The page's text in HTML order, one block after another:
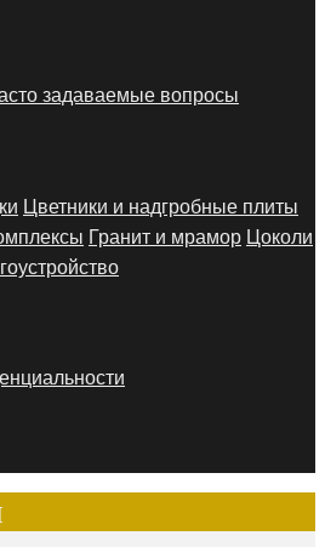
задаваемые вопросы
Цветники и надгробные плиты
Гранит и мрамор Цоколи